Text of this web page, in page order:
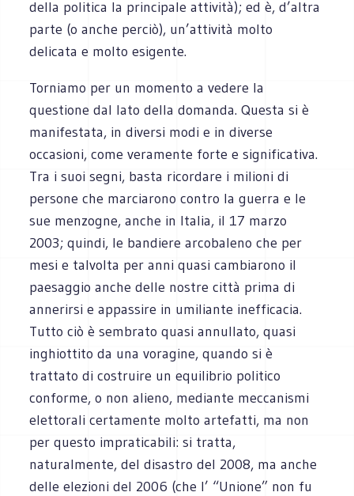
della politica la principale attività); ed è, d’altra
parte (o anche perciò), un’attività molto
delicata e molto esigente.
Torniamo per un momento a vedere la
questione dal lato della domanda. Questa si è
manifestata, in diversi modi e in diverse
occasioni, come veramente forte e significativa.
Tra i suoi segni, basta ricordare i milioni di
persone che marciarono contro la guerra e le
sue menzogne, anche in Italia, il 17 marzo
2003; quindi, le bandiere arcobaleno che per
mesi e talvolta per anni quasi cambiarono il
paesaggio anche delle nostre città prima di
annerirsi e appassire in umiliante inefficacia.
Tutto ciò è sembrato quasi annullato, quasi
inghiottito da una voragine, quando si è
trattato di costruire un equilibrio politico
conforme, o non alieno, mediante meccanismi
elettorali certamente molto artefatti, ma non
per questo impraticabili: si tratta,
naturalmente, del disastro del 2008, ma anche
delle elezioni del 2006 (che l’ “Unione” non fu